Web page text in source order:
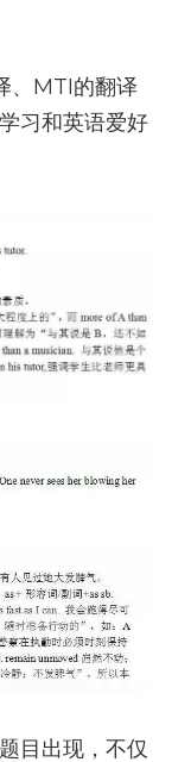
、MTI的翻译
习和英语爱好
目出现，不仅